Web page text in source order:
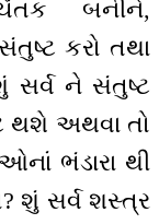
બનીને,
કરો તથા
સર્વ ને સંતુષ્ટ
થશે અથવા તો
ભંડારા થી
શું સર્વ શસ્ત્ર